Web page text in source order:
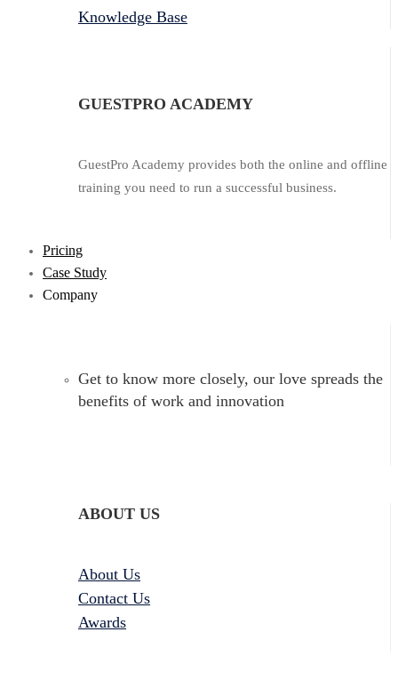
Knowledge Base
GUESTPRO ACADEMY
GuestPro Academy provides both the online and offline
training you need to run a successful business.
Pricing
Case Study
Company
Get to know more closely, our love spreads the
benefits of work and innovation
ABOUT US
About Us
Contact Us
Awards